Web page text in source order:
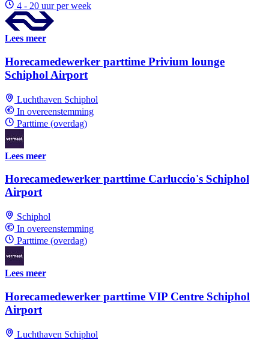
4 - 20 uur per week
Lees meer
Horecamedewerker parttime Privium lounge
Schiphol Airport
Luchthaven Schiphol
In overeenstemming
Parttime (overdag)
Lees meer
Horecamedewerker parttime Carluccio's Schiphol
Airport
Schiphol
In overeenstemming
Parttime (overdag)
Lees meer
Horecamedewerker parttime VIP Centre Schiphol
Airport
Luchthaven Schiphol